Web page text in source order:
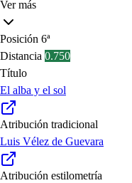
Ver más
Posición 6ª
Distancia 0.750
Título
El alba y el sol
Atribución tradicional
Luis Vélez de Guevara
Atribución estilometría